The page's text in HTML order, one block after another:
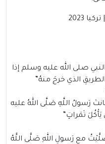
2023
صلى الله عليه وسلم إذا
الذي خرجَ منهُ”
رَسولُ اللَّهِ صَلَّى اللهُ عليه
تَمَراتٍ”
مع رَسولِ اللهِ صَلَّى اللَّهُ